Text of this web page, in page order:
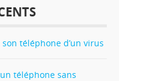
allumer
bouton
téléphone d’un virus
téléphone sans